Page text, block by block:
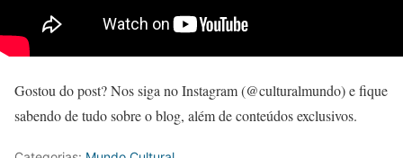
Gostou do post? Nos siga no Instagram (@culturalmundo) e fique
sabendo de tudo sobre o blog, além de conteúdos exclusivos.